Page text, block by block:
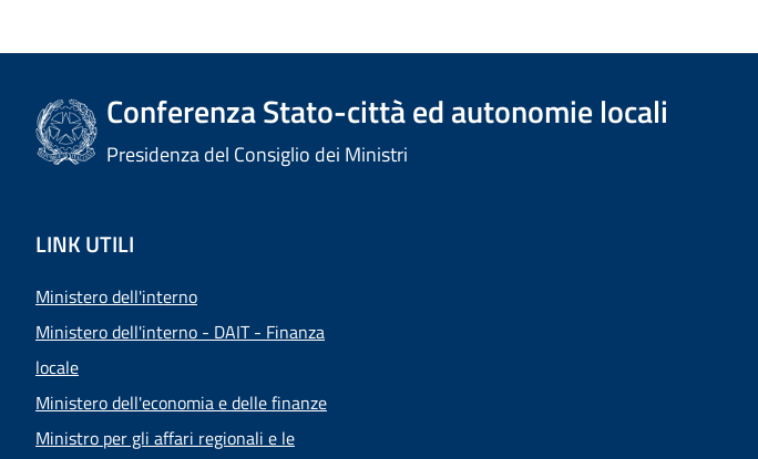
Conferenza Stato-città ed autonomie locali
Presidenza del Consiglio dei Ministri
LINK UTILI
Ministero dell'interno
Ministero dell'interno - DAIT - Finanza
locale
Ministero dell'economia e delle finanze
Ministro per gli affari regionali e le